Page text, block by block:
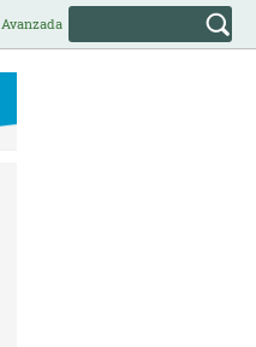
Avanzada